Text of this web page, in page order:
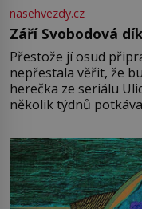
nasehvezdy.cz
Září Svobodová
Přestože jí osud
nepřestala věřit, že bude
herečka ze seriálu
několik týdnů